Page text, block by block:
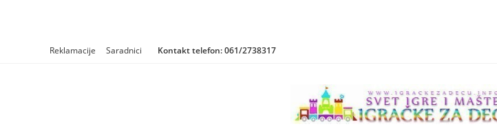
Reklamacije Saradnici Kontakt telefon:061/2738317